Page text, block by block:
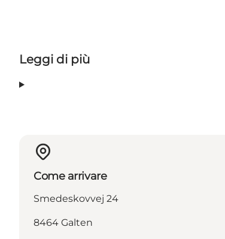
Leggi di più
Come arrivare
Smedeskovvej 24
8464 Galten